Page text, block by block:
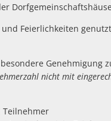
Feierlichkeiten
Genehmigung
nicht mit
Teilnehmer